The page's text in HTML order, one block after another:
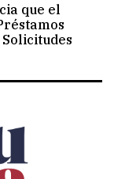
que el